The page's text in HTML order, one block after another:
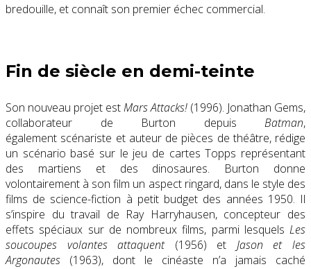
bredouille, et connaît son premier échec commercial.
Fin de siècle en demi-teinte
Son nouveau projet estMars Attacks! (1996). Jonathan Gems,
collaborateur de Burton depuis Batman,
également scénariste et auteur de pièces de théâtre, rédige
un scénario basé sur le jeu de cartes Topps représentant
des martiens et des dinosaures. Burton donne
volontairement à son film un aspect ringard, dans le style des
films de science-fiction à petit budget des années 1950. Il
s’inspire du travail de Ray Harryhausen, concepteur des
effets spéciaux sur de nombreux films, parmi lesquels Les
soucoupes volantes attaquent(1956) et Jason et les
Argonautes (1963), dont le cinéaste n’a jamais caché